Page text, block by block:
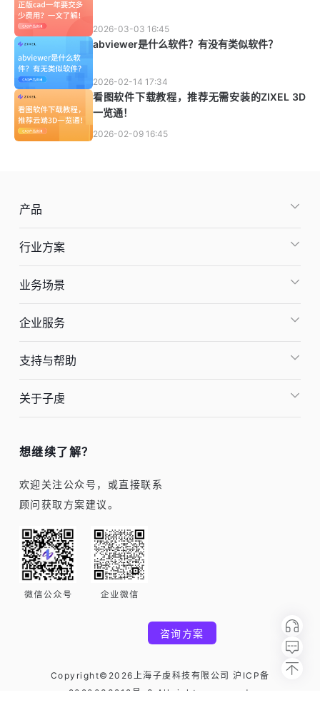
2026-03-03 16:45
abviewer是什么软件？有没有类似软件？
2026-02-14 17:34
看图软件下载教程，推荐无需安装的ZIXEL 3D
一览通！
2026-02-09 16:45
产品
行业方案
业务场景
企业服务
支持与帮助
关于子虔
想继续了解？
欢迎关注公众号，或直接联系
顾问获取方案建议。
咨询方案
Copyright©2026上海子虔科技有限公司 沪ICP备
2020033212号-3.All rights reserved.